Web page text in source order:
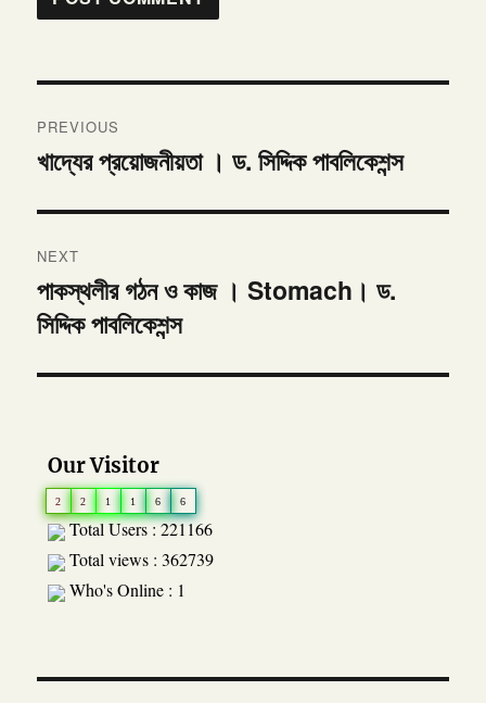
navigation
PREVIOUS
Previous
খাদ্যের প্রয়োজনীয়তা । ড. সিদ্দিক পাবলিকেশন্স
NEXT
Next
post:
পাকস্থলীর গঠন ও কাজ । Stomach। ড.
সিদ্দিক পাবলিকেশন্স
Our Visitor
2 2 1 1 6 6
Total Users : 221166
Total views : 362739
Who's Online : 1